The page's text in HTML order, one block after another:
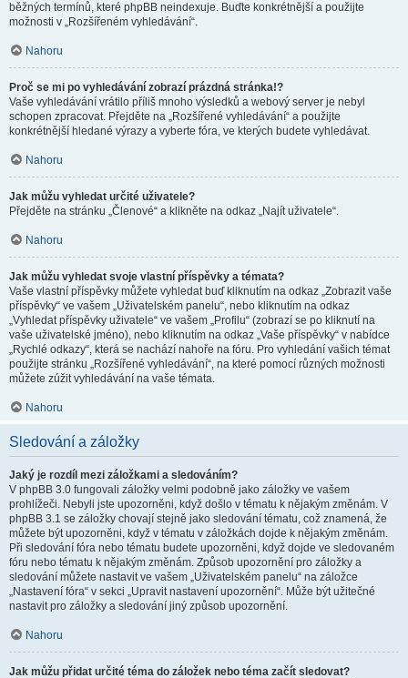
běžných termínů, které phpBB neindexuje. Buďte konkrétnější a použijte
možnosti v „Rozšířeném vyhledávání“.
Nahoru
Proč se mi po vyhledávání zobrazí prázdná stránka!?
Vaše vyhledávání vrátilo příliš mnoho výsledků a webový server je nebyl
schopen zpracovat. Přejděte na „Rozšířené vyhledávání“ a použijte
konkrétnější hledané výrazy a vyberte fóra, ve kterých budete vyhledávat.
Nahoru
Jak můžu vyhledat určité uživatele?
Přejděte na stránku „Členové“ a klikněte na odkaz „Najít uživatele“.
Nahoru
Jak můžu vyhledat svoje vlastní příspěvky a témata?
Vaše vlastní příspěvky můžete vyhledat buď kliknutím na odkaz „Zobrazit vaše
příspěvky“ ve vašem „Uživatelském panelu“, nebo kliknutím na odkaz
„Vyhledat příspěvky uživatele“ ve vašem „Profilu“ (zobrazí se po kliknutí na
vaše uživatelské jméno), nebo kliknutím na odkaz „Vaše příspěvky“ v nabídce
„Rychlé odkazy“, která se nachází nahoře na fóru. Pro vyhledání vašich témat
použijte stránku „Rozšířené vyhledávání“, na které pomocí různých možnosti
můžete zúžit vyhledávání na vaše témata.
Nahoru
Sledování a záložky
Jaký je rozdíl mezi záložkami a sledováním?
V phpBB 3.0 fungovali záložky velmi podobně jako záložky ve vašem
prohlížeči. Nebyli jste upozorněni, když došlo v tématu k nějakým změnám. V
phpBB 3.1 se záložky chovají stejně jako sledování tématu, což znamená, že
můžete být upozorněni, když v tématu v záložkách dojde k nějakým změnám.
Při sledování fóra nebo tématu budete upozorněni, když dojde ve sledovaném
fóru nebo tématu k nějakým změnám. Způsob upozornění pro záložky a
sledování můžete nastavit ve vašem „Uživatelském panelu“ na záložce
„Nastavení fóra“ v sekci „Upravit nastavení upozornění“. Může být užitečné
nastavit pro záložky a sledování jiný způsob upozornění.
Nahoru
Jak můžu přidat určité téma do záložek nebo téma začít sledovat?